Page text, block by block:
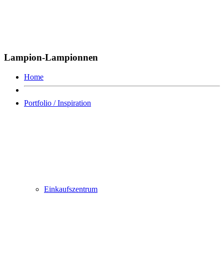
Lampion-Lampionnen
Home
Portfolio / Inspiration
Einkaufszentrum